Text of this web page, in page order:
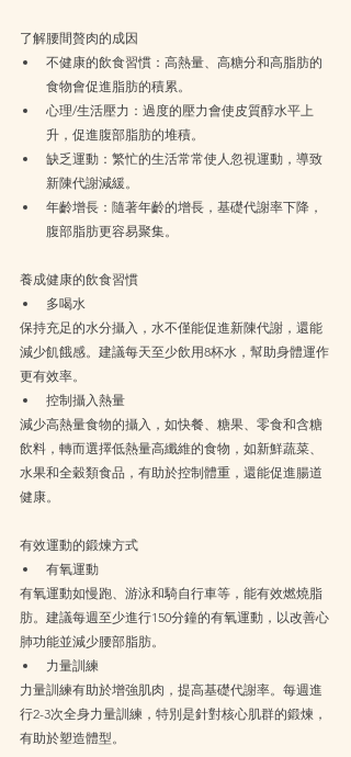
了解腰間贅肉的成因
不健康的飲食習慣：高熱量、高糖分和高脂肪的
食物會促進脂肪的積累。
心理/生活壓力：過度的壓力會使皮質醇水平上
升，促進腹部脂肪的堆積。
缺乏運動：繁忙的生活常常使人忽視運動，導致
新陳代謝減緩。
年齡增長：隨著年齡的增長，基礎代謝率下降，
腹部脂肪更容易聚集。
養成健康的飲食習慣
多喝水
保持充足的水分攝入，水不僅能促進新陳代謝，還能
減少飢餓感。建議每天至少飲用8杯水，幫助身體運作
更有效率。
控制攝入熱量
減少高熱量食物的攝入，如快餐、糖果、零食和含糖
飲料，轉而選擇低熱量高纖維的食物，如新鮮蔬菜、
水果和全穀類食品，有助於控制體重，還能促進腸道
健康。
有效運動的鍛煉方式
有氧運動
有氧運動如慢跑、游泳和騎自行車等，能有效燃燒脂
肪。建議每週至少進行150分鐘的有氧運動，以改善心
肺功能並減少腰部脂肪。
力量訓練
力量訓練有助於增強肌肉，提高基礎代謝率。每週進
行2-3次全身力量訓練，特別是針對核心肌群的鍛煉，
有助於塑造體型。